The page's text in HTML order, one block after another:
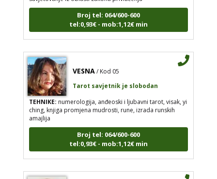
Broj tel: 064/600-600
tel:0,93€ - mob:1,12€ min
VESNA / Kod 05
Tarot savjetnik je slobodan
TEHNIKE:numerologija, anđeoski i ljubavni tarot, visak, yi
ching, knjiga promjena mudrosti, rune, izrada runskih
amajlija
Broj tel: 064/600-600
tel:0,93€ - mob:1,12€ min